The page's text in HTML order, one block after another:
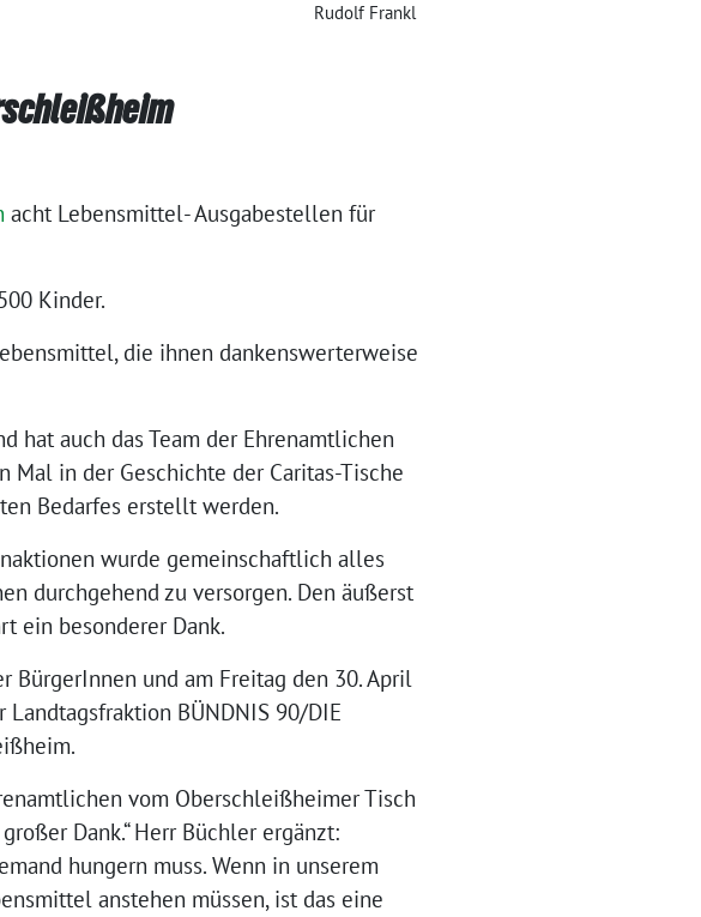
Rudolf Frankl
acht Lebensmittel- Ausgabestellen für
Kinder.
die ihnen dankenswerterweise
hat auch das Team der Ehrenamtlichen
in der Geschichte der Caritas-Tische
Bedarfes erstellt werden.
wurde gemeinschaftlich alles
durchgehend zu versorgen. Den äußerst
ein besonderer Dank.
und am Freitag den 30. April
BÜNDNIS 90/DIE
vom Oberschleißheimer Tisch
Dank.“ Herr Büchler ergänzt:
hungern muss. Wenn in unserem
anstehen müssen, ist das eine